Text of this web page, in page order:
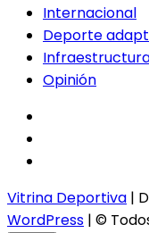
Internacional
Deporte
Opinión
Vitrina Deportiva |
WordPress | ©